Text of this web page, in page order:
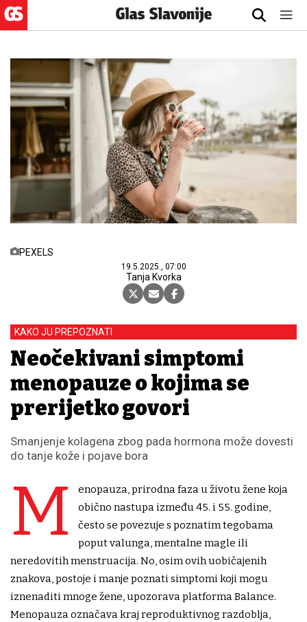
PEXELS
19.5.2025., 07:00
Tanja Kvorka
KAKO JU PREPOZNATI
Neočekivani simptomi
menopauze o kojima se
prerijetko govori
Smanjenje kolagena zbog pada hormona može dovesti
do tanje kože i pojave bora
M
enopauza, prirodna faza u životu žene koja
obično nastupa između 45. i 55. godine,
često se povezuje s poznatim tegobama
poput valunga, mentalne magle ili
neredovitih menstruacija. No, osim ovih uobičajenih
znakova, postoje i manje poznati simptomi koji mogu
iznenaditi mnoge žene, upozorava platforma Balance.
Menopauza označava kraj reproduktivnog razdoblja,